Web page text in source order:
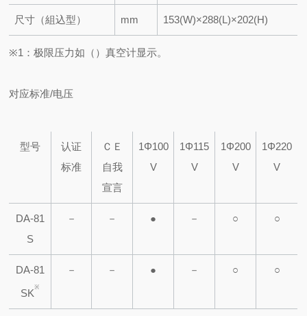
尺寸（組込型） mm 153(W)×288(L)×202(H)
※1 ：极限压力如（）真空计显示。
对应标准/电压
型号
认证
标准
ＣＥ
自我
宣言
1Φ100
V
1Φ115
V
1Φ200
V
1Φ220
V
DA-81
S
－ － ● － ○ ○
DA-81
SK
※
－ － ● － ○ ○